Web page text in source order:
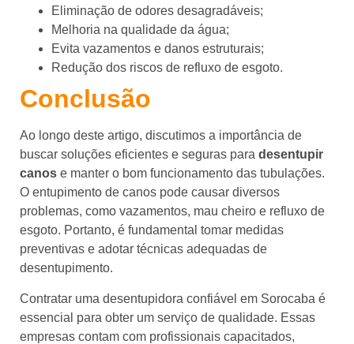
Eliminação de odores desagradáveis;
Melhoria na qualidade da água;
Evita vazamentos e danos estruturais;
Redução dos riscos de refluxo de esgoto.
Conclusão
Ao longo deste artigo, discutimos a importância de
buscar soluções eficientes e seguras para desentupir
canos e manter o bom funcionamento das tubulações.
O entupimento de canos pode causar diversos
problemas, como vazamentos, mau cheiro e refluxo de
esgoto. Portanto, é fundamental tomar medidas
preventivas e adotar técnicas adequadas de
desentupimento.
Contratar uma desentupidora confiável em Sorocaba é
essencial para obter um serviço de qualidade. Essas
empresas contam com profissionais capacitados,